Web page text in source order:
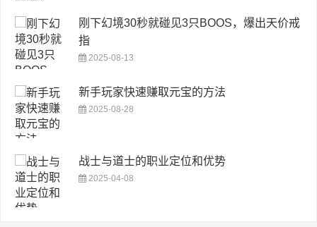
刚下幻境30秒就碰见3只BOOS，爆出天价戒
指
2025-08-13
新手玩家快速赚取元宝的方法
2025-08-28
战士与道士的职业定位和优势
2025-04-08